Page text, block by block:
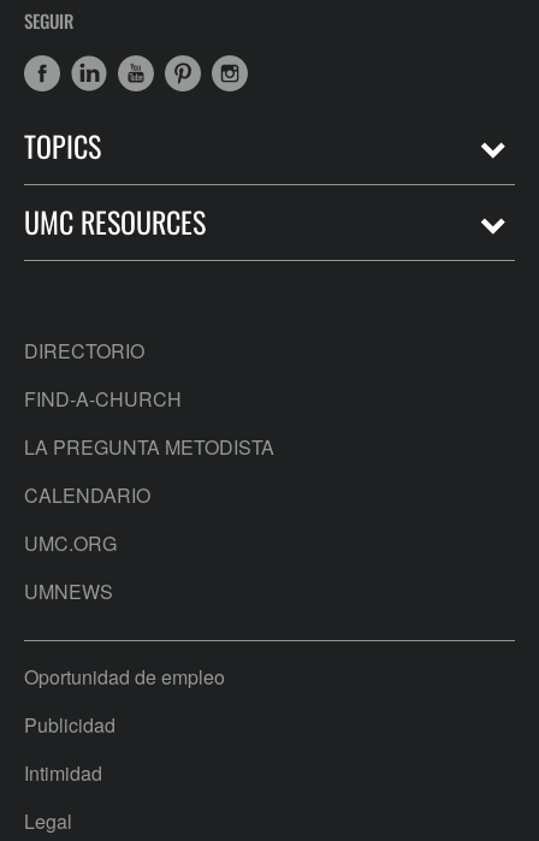
SEGUIR
TOPICS
UMC RESOURCES
DIRECTORIO
FIND-A-CHURCH
LA PREGUNTA METODISTA
CALENDARIO
UMC.ORG
UMNEWS
Oportunidad de empleo
Publicidad
Intimidad
Legal